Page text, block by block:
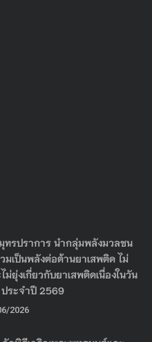
ทรปราการ นำกลุ่มพลังมวลชน
มเป็นพลังต่อต้านยาเสพติด ไม่
ม่ยุ่งเกี่ยวกับยาเสพติดเนื่องในวัน
ระจำปี 2569
2026